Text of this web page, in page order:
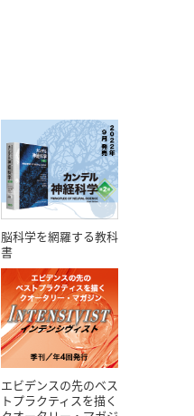
脳科学を網羅する教科
書
エビデンスの先のベス
トプラクティスを描く